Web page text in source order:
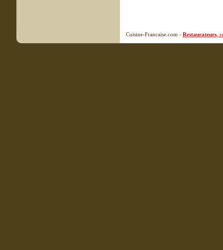
Cuisine-Francaise.com - Restaurateurs ,